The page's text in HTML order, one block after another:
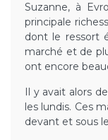
Suzanne, à
principale
dont le ressort
marché et de
ont encore
Il y avait alors
les lundis. Ces
devant et sous